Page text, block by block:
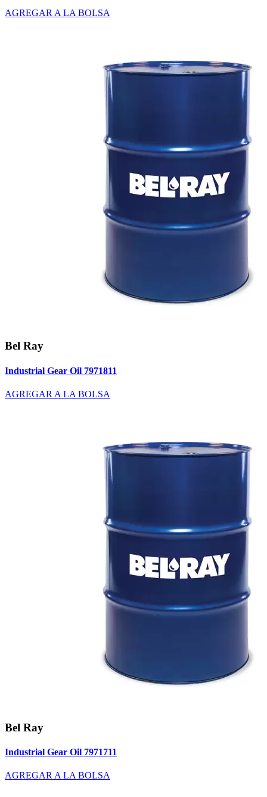
AGREGAR A LA BOLSA
Bel Ray
Industrial Gear Oil 7971811
AGREGAR A LA BOLSA
Bel Ray
Industrial Gear Oil 7971711
AGREGAR A LA BOLSA